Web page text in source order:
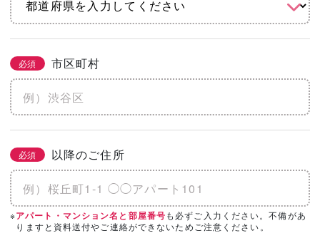
必須 市区町村
必須 以降のご住所
※アパート・マンション名と部屋番号も必ずご入力ください。不備があ
りますと資料送付やご連絡ができないためご注意ください。